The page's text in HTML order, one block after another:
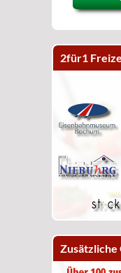
2für1
Zusätzliche